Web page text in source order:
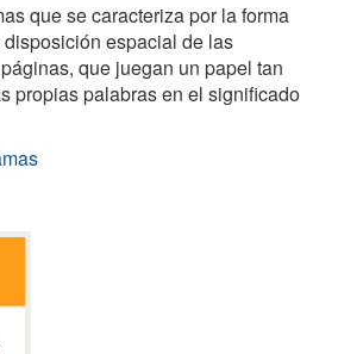
que se caracteriza por la forma
espacial de las
que juegan un papel tan
propias palabras en el significado